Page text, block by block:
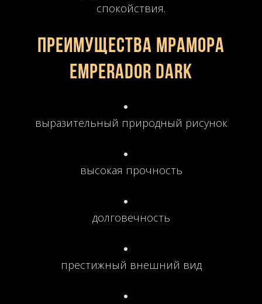
спокойствия.
Преимущества мрамора
Emperador Dark
выразительный природный рисунок
высокая прочность
долговечность
престижный внешний вид